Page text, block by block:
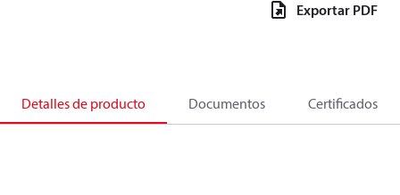
Exportar PDF
Detalles de producto Documentos Certificados